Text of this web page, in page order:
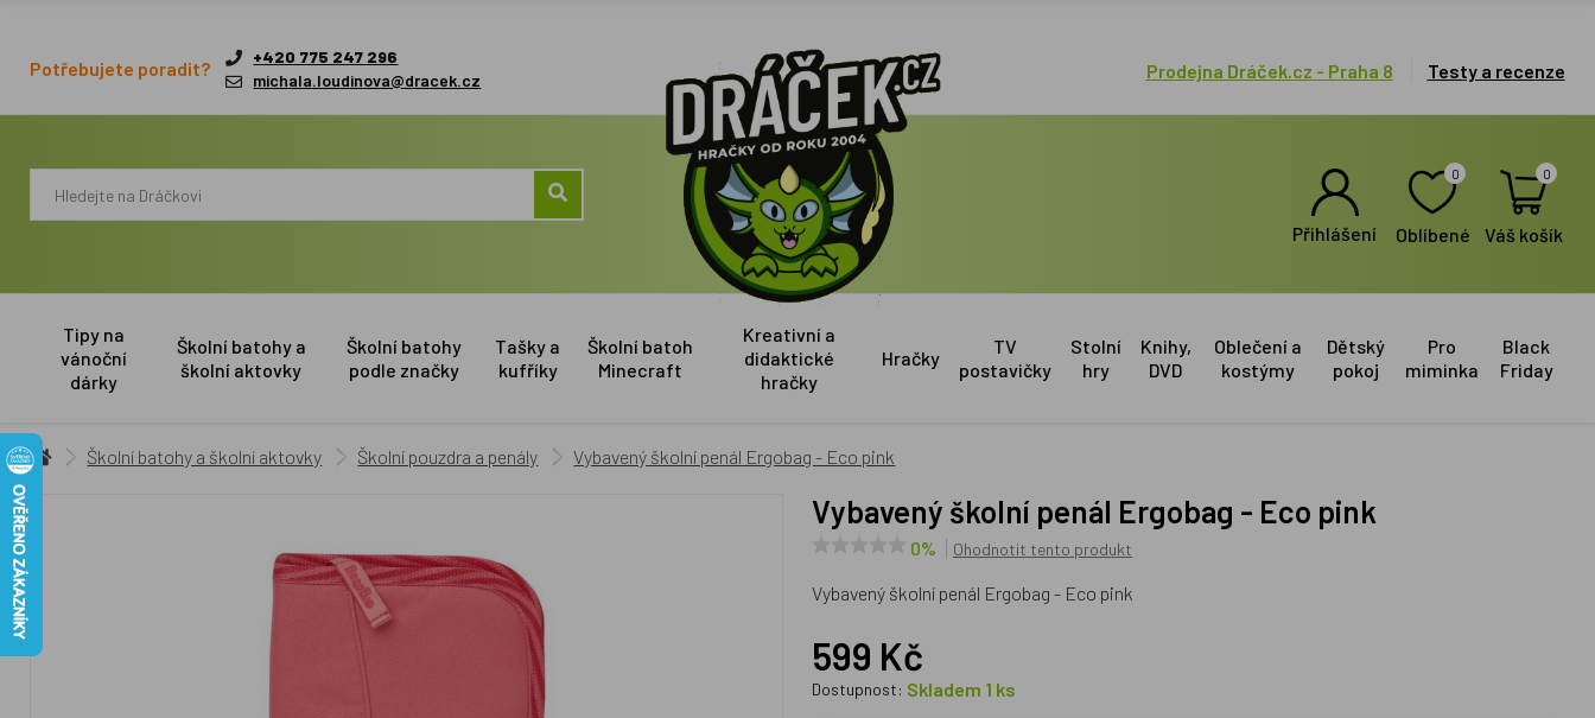
Potřebujete poradit?
+420 775 247 296
michala.loudinova@dracek.cz
Prodejna Dráček.cz - Praha 8 Testy a recenze
Přihlášení
0
Oblíbené
0
Váš košík
Tipy na
vánoční
dárky
Školní batohy a
školní aktovky
Školní batohy
podle značky
Tašky a
kufříky
Školní batoh
Minecraft
Kreativní a
didaktické
hračky
Hračky
TV
postavičky
Stolní
hry
Knihy,
DVD
Oblečení a
kostýmy
Dětský
pokoj
Pro
miminka
Black
Friday
Školní batohy a školní aktovky Školní pouzdra a penály Vybavený školní penál Ergobag - Eco pink
Vybavený školní penál Ergobag - Eco pink
0% Ohodnotit tento produkt
Vybavený školní penál Ergobag - Eco pink
599 Kč
Dostupnost: Skladem 1 ks